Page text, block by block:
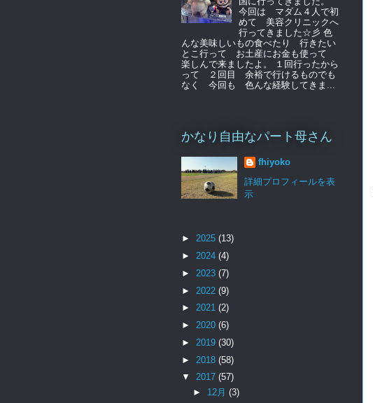
今回は マダム４人で初
めて 美容クリニックへ
行ってきました☆彡 色
んな美味しいもの食べたり 行きたい
とこ行って お土産にお金も使って
楽しんで来ましたよ。 １回行ったから
って ２回目 余裕で行けるものでも
なく 今回も 色んな経験してきま...
かなり自由なパート母さん
fhiyoko
詳細プロフィールを表
示
► 2025 (13)
► 2024 (4)
► 2023 (7)
► 2022 (9)
► 2021 (2)
► 2020 (6)
► 2019 (30)
► 2018 (58)
▼ 2017 (57)
► 12月 (3)